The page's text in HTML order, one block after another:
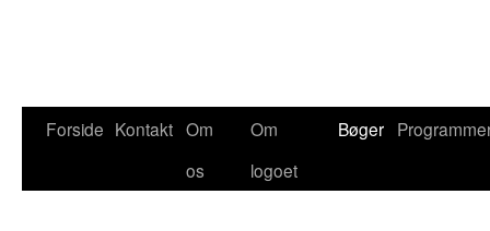
Forside Kontakt Om
os
Om
logoet
Bøger